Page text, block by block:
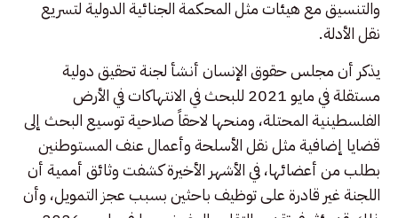
والتنسيق مع هيئات مثل المحكمة الجنائية الدولية لتسريع
نقل الأدلة.
يذكر أن مجلس حقوق الإنسان أنشأ لجنة تحقيق دولية
مستقلة في مايو 2021 للبحث في الانتهاكات في الأرض
الفلسطينية المحتلة، ومنحها لاحقاً صلاحية توسيع البحث إلى
قضايا إضافية مثل نقل الأسلحة وأعمال عنف المستوطنين
بطلب من أعضائها، في الأشهر الأخيرة كشفت وثائق أممية أن
اللجنة غير قادرة على توظيف باحثين بسبب عجز التمويل، وأن